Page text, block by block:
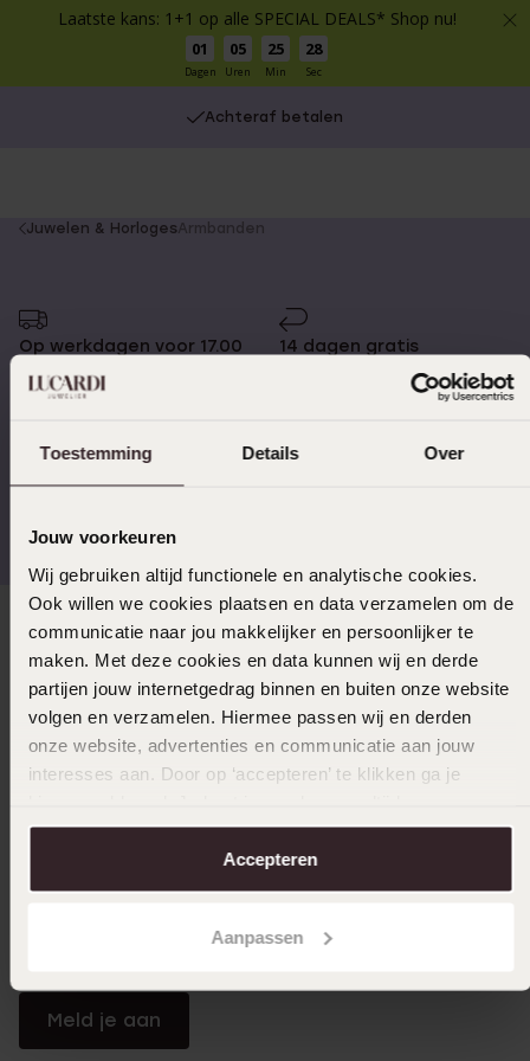
Laatste kans: 1+1 op alle SPECIAL DEALS* Shop nu!
01
Dagen
05
Uren
25
Min
28
Sec
Toestemming Details Over
Jouw voorkeuren
Wij gebruiken altijd functionele en analytische cookies.
Ook willen we cookies plaatsen en data verzamelen om de
communicatie naar jou makkelijker en persoonlijker te
maken. Met deze cookies en data kunnen wij en derde
partijen jouw internetgedrag binnen en buiten onze website
volgen en verzamelen. Hiermee passen wij en derden
onze website, advertenties en communicatie aan jouw
interesses aan. Door op ‘accepteren’ te klikken ga je
aanpassen. Lees er meer over in onscookiebeleid.
Accepteren
Aanpassen
Achteraf betalen
You
Juwelen & HorlogesArmbanden
Op werkdagen voor 17.00
besteld, morgen in huis
14 dagen gratis
Direct naar
Over Lucardi
Word member en ontvang altijd minimaal 10% korting
Meld je aan